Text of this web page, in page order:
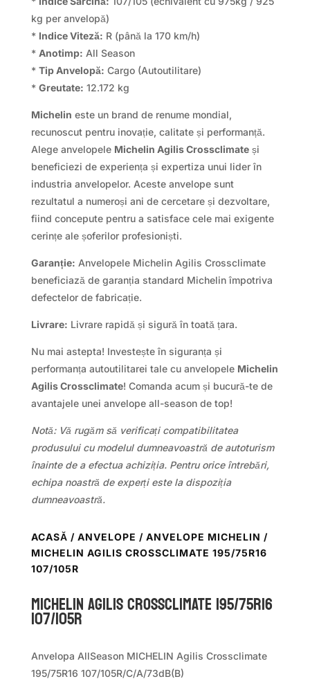
kg per anvelopă)
* Indice Viteză: R (până la 170 km/h)
* Anotimp: All Season
* Tip Anvelopă: Cargo (Autoutilitare)
* Greutate: 12.172 kg
Michelin este un brand de renume mondial,
recunoscut pentru inovație, calitate și performanță.
Alege anvelopele Michelin Agilis Crossclimateși
beneficiezi de experiența și expertiza unui lider în
industria anvelopelor. Aceste anvelope sunt
rezultatul a numeroși ani de cercetare și dezvoltare,
fiind concepute pentru a satisface cele mai exigente
cerințe ale șoferilor profesioniști.
Garanție: Anvelopele Michelin Agilis Crossclimate
beneficiază de garanția standard Michelin împotriva
defectelor de fabricație.
Livrare: Livrare rapidă și sigură în toată țara.
Nu mai astepta! Investește în siguranța și
performanța autoutilitarei tale cu anvelopele Michelin
Agilis Crossclimate! Comanda acum și bucură-te de
avantajele unei anvelope all-season de top!
Notă: Vă rugăm să verificați compatibilitatea
produsului cu modelul dumneavoastră de autoturism
înainte de a efectua achiziția. Pentru orice întrebări,
echipa noastră de experți este la dispoziția
dumneavoastră.
ACASĂ / ANVELOPE / ANVELOPE MICHELIN /
MICHELIN AGILIS CROSSCLIMATE 195/75R16
107/105R
Michelin AGILIS CROSSCLIMATE 195/75R16
107/105R
Anvelopa AllSeason MICHELIN Agilis Crossclimate
195/75R16 107/105R/C/A/73dB(B)